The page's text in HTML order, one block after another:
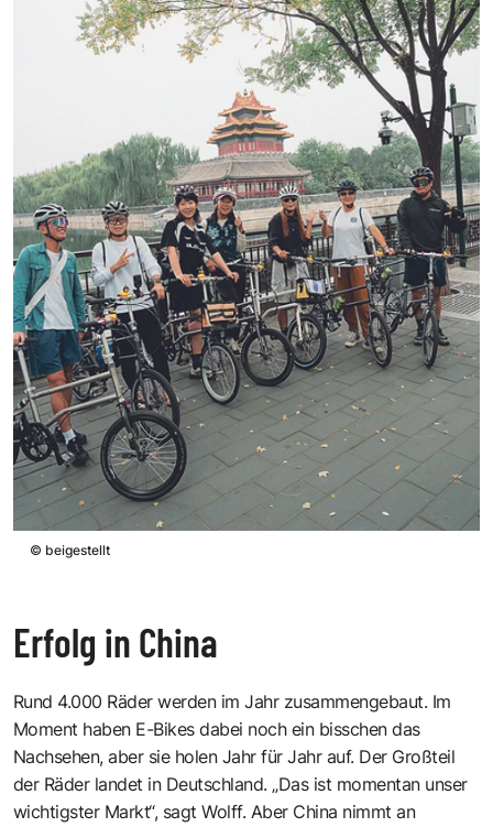
© beigestellt
Erfolg in China
Rund 4.000 Räder werden im Jahr zusammengebaut. Im
Moment haben E-Bikes dabei noch ein bisschen das
Nachsehen, aber sie holen Jahr für Jahr auf. Der Großteil
der Räder landet in Deutschland. „Das ist momentan unser
wichtigster Markt“, sagt Wolff. Aber China nimmt an